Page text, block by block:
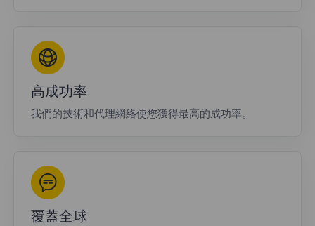
高成功率
我們的技術和代理網絡使您獲得最高的成功率。
覆蓋全球